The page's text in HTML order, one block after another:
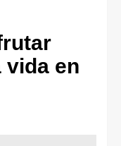
vida en